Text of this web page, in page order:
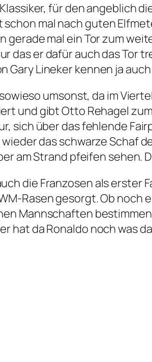
für den angeblich
mal nach guten
gerade mal ein Tor zum
das er dafür auch das Tor
Gary Lineker kennen ja
umsonst, da im
und gibt Otto Rehagel
sich über das fehlende
das schwarze Schaf
am Strand pfeifen sehen.
die Franzosen als erster
Rasen gesorgt. Ob noch
Mannschaften
hat da Ronaldo noch was